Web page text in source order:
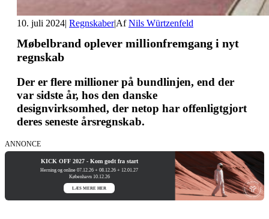
10. juli 2024| Regnskaber|AfNils Würtzenfeld
Møbelbrand oplever millionfremgang i nyt
regnskab
Der er flere millioner på bundlinjen, end der
var sidste år, hos den danske
designvirksomhed, der netop har offenligtgjort
deres seneste årsregnskab.
ANNONCE
KICK OFF 2027 - Kom godt fra start
Herning og online 07.12.26 + 08.12.26 + 12.01.27
København 10.12.26
LÆS MERE HER